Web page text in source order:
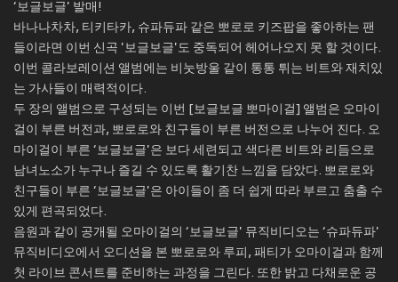
‘보글보글' 발매!
바나나차차, 티키타카, 슈파듀파 같은 뽀로로 키즈팝을 좋아하는 팬
들이라면 이번 신곡 '보글보글'도 중독되어 헤어나오지 못 할 것이다.
이번 콜라보레이션 앨범에는 비눗방울 같이 통통 튀는 비트와 재치있
는 가사들이 매력적이다.
두 장의 앨범으로 구성되는 이번 [보글보글 뽀마이걸] 앨범은 오마이
걸이 부른 버전과, 뽀로로와 친구들이 부른 버전으로 나누어 진다. 오
마이걸이 부른 ‘보글보글'은 보다 세련되고 색다른 비트와 리듬으로
남녀노소가 누구나 즐길 수 있도록 활기찬 느낌을 담았다. 뽀로로와
친구들이 부른 ‘보글보글'은 아이들이 좀 더 쉽게 따라 부르고 춤출 수
있게 편곡되었다.
음원과 같이 공개될 오마이걸의 ‘보글보글' 뮤직비디오는 ‘슈파듀파'
뮤직비디오에서 오디션을 본 뽀로로와 루피, 패티가 오마이걸과 함께
첫 라이브 콘서트를 준비하는 과정을 그린다. 또한 밝고 다채로운 공